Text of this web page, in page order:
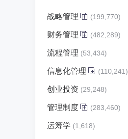
战略管理 (199,770)
财务管理 (482,289)
流程管理 (53,434)
信息化管理 (110,241)
创业投资 (29,248)
管理制度 (283,460)
运筹学 (1,618)